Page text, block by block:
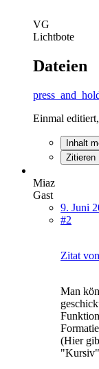
VG
Lichtbote
Dateien
Einmal
Inhalt
Zitieren
Miaz
Gast
9. Juni
#2
Zitat
Man
(Hier